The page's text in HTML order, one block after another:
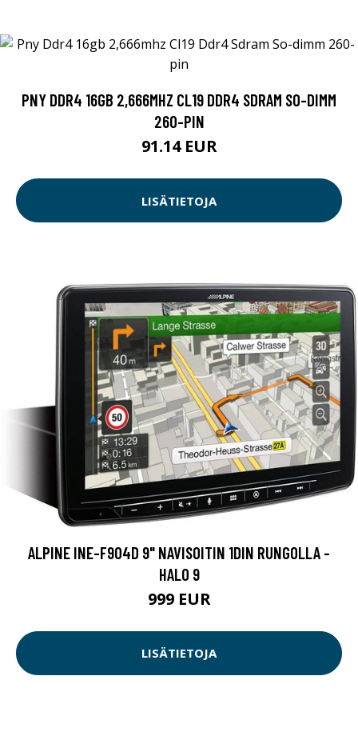
PNY DDR4 16GB 2,666MHZ CL19 DDR4 SDRAM SO-DIMM
260-PIN
91.14 EUR
LISÄTIETOJA
ALPINE INE-F904D 9" NAVISOITIN 1DIN RUNGOLLA -
HALO 9
999 EUR
LISÄTIETOJA